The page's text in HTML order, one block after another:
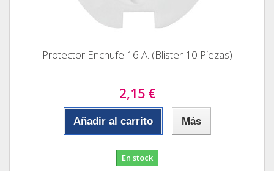
Protector Enchufe 16 A. (Blister 10 Piezas)
2,15 €
Añadir al carrito Más
En stock